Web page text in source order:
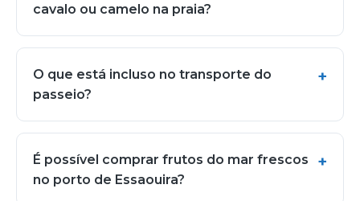
cavalo ou camelo na praia?
O que está incluso no transporte do
passeio?
É possível comprar frutos do mar frescos
no porto de Essaouira?